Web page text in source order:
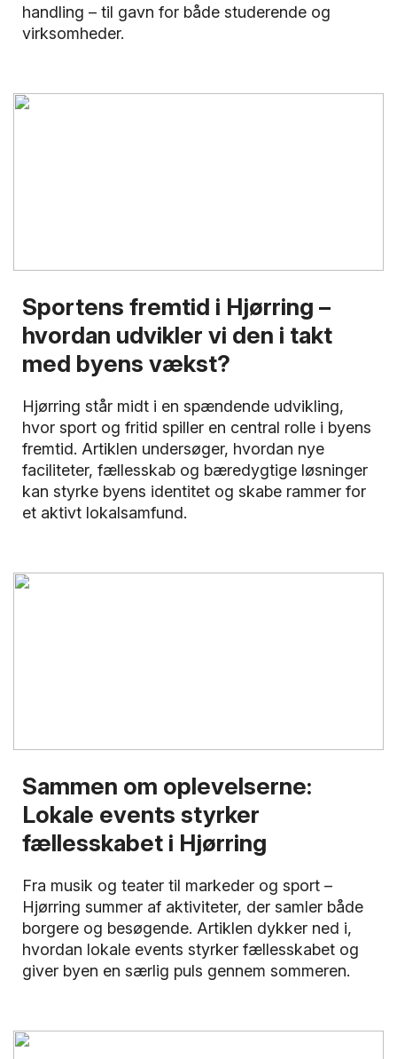
handling – til gavn for både studerende og
virksomheder.
Sportens fremtid i Hjørring –
hvordan udvikler vi den i takt
med byens vækst?
Hjørring står midt i en spændende udvikling,
hvor sport og fritid spiller en central rolle i byens
fremtid. Artiklen undersøger, hvordan nye
faciliteter, fællesskab og bæredygtige løsninger
kan styrke byens identitet og skabe rammer for
et aktivt lokalsamfund.
Sammen om oplevelserne:
Lokale events styrker
fællesskabet i Hjørring
Fra musik og teater til markeder og sport –
Hjørring summer af aktiviteter, der samler både
borgere og besøgende. Artiklen dykker ned i,
hvordan lokale events styrker fællesskabet og
giver byen en særlig puls gennem sommeren.